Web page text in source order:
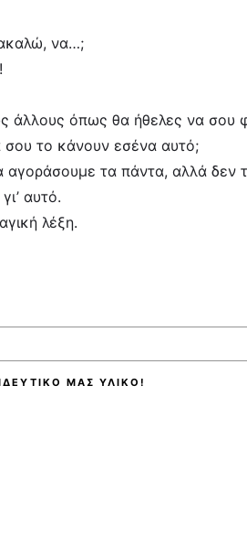
να…;
άλλους όπως θα ήθελες να σου
το κάνουν εσένα αυτό;
τα πάντα, αλλά δεν
αυτό.
λέξη.
ΜΑΣ ΥΛΙΚΌ!